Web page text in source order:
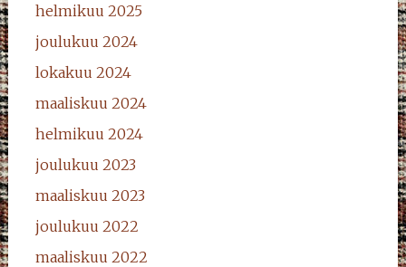
helmikuu 2025
joulukuu 2024
lokakuu 2024
maaliskuu 2024
helmikuu 2024
joulukuu 2023
maaliskuu 2023
joulukuu 2022
maaliskuu 2022